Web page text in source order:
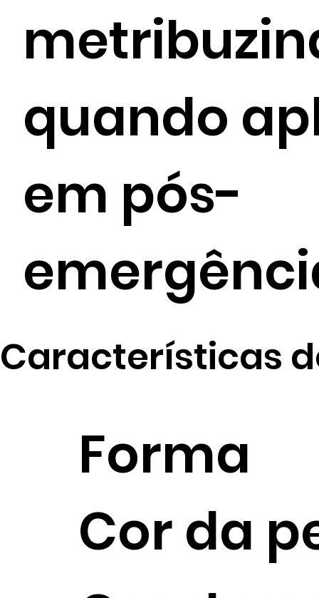
quando
em pós-
Forma
Cor da
Características